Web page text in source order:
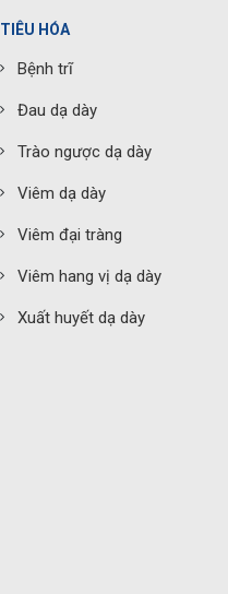
TIÊU HÓA
Bệnh trĩ
Đau dạ dày
Trào ngược dạ dày
Viêm dạ dày
Viêm đại tràng
Viêm hang vị dạ dày
Xuất huyết dạ dày